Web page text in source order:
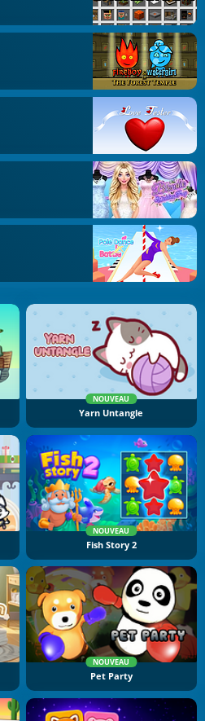
NOUVEAU
Yarn Untangle
NOUVEAU
Fish Story 2
NOUVEAU
Pet Party